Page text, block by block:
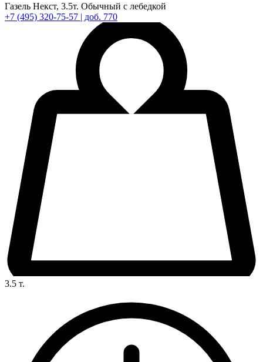
Газель Некст, 3.5т. Обычный с лебедкой
+7 (495) 320-75-57 | доб. 770
3.5 т.